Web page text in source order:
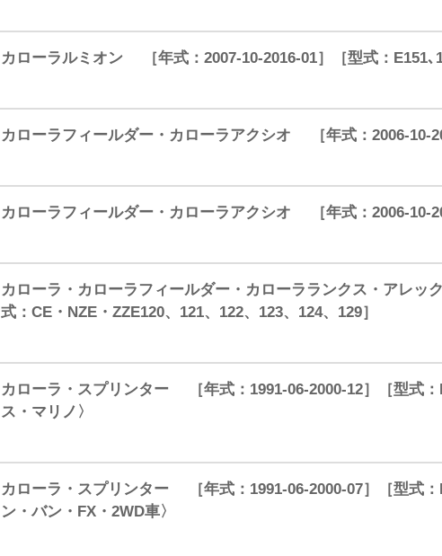
カローラルミオン ［年式：2007-10-2016-01］［型式：E151､
カローラフィールダー・カローラアクシオ ［年式：2006-10-
カローラフィールダー・カローラアクシオ ［年式：2006-10-
カローラ・カローラフィールダー・カローラランクス・アレ
式：CE・NZE・ZZE120、121、122、123、124、129］
カローラ・スプリンター ［年式：1991-06-2000-12］［型式
ス・マリノ〉
カローラ・スプリンター ［年式：1991-06-2000-07］［型式
ン・バン・FX・2WD車〉